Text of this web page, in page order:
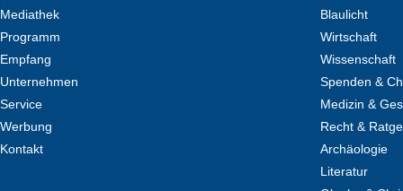
Mediathek
Programm
Empfang
Unternehmen
Service
Werbung
Kontakt
Blaulicht
Wirtschaft
Wissenschaft
Spenden &
Medizin &
Recht &
Archäologie
Literatur